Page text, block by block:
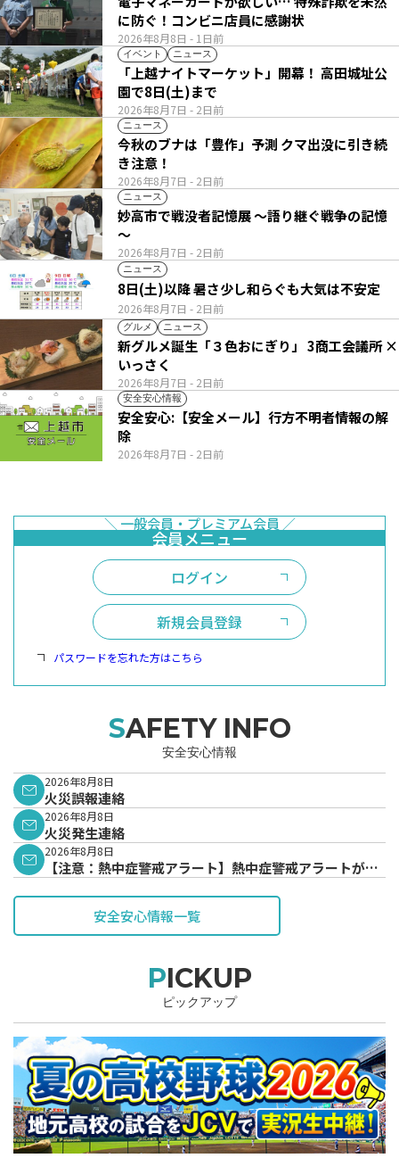
2026年8月8日 - 1日前
に防ぐ！コンビニ店員に感謝状
イベント ニュース
2026年8月7日 - 2日前
「上越ナイトマーケット」開幕！ 高田城址公
園で8日(土)まで
ニュース
2026年8月7日 - 2日前
今秋のブナは「豊作」予測 クマ出没に引き続
き注意！
ニュース
2026年8月7日 - 2日前
妙高市で戦没者記憶展 ～語り継ぐ戦争の記憶
～
ニュース
2026年8月7日 - 2日前
8日(土)以降 暑さ少し和らぐも大気は不安定
グルメ ニュース
2026年8月7日 - 2日前
新グルメ誕生「３色おにぎり」 3商工会議所 ×
いっさく
安全安心情報
2026年8月7日 - 2日前
安全安心:【安全メール】行方不明者情報の解
除
ログイン
新規会員登録
パスワードを忘れた方はこちら
SAFETY INFO
安全安心情報
2026年8月8日
火災誤報連絡
2026年8月8日
火災発生連絡
2026年8月8日
【注意：熱中症警戒アラート】熱中症警戒アラートが発
安全安心情報一覧
PICKUP
ピックアップ